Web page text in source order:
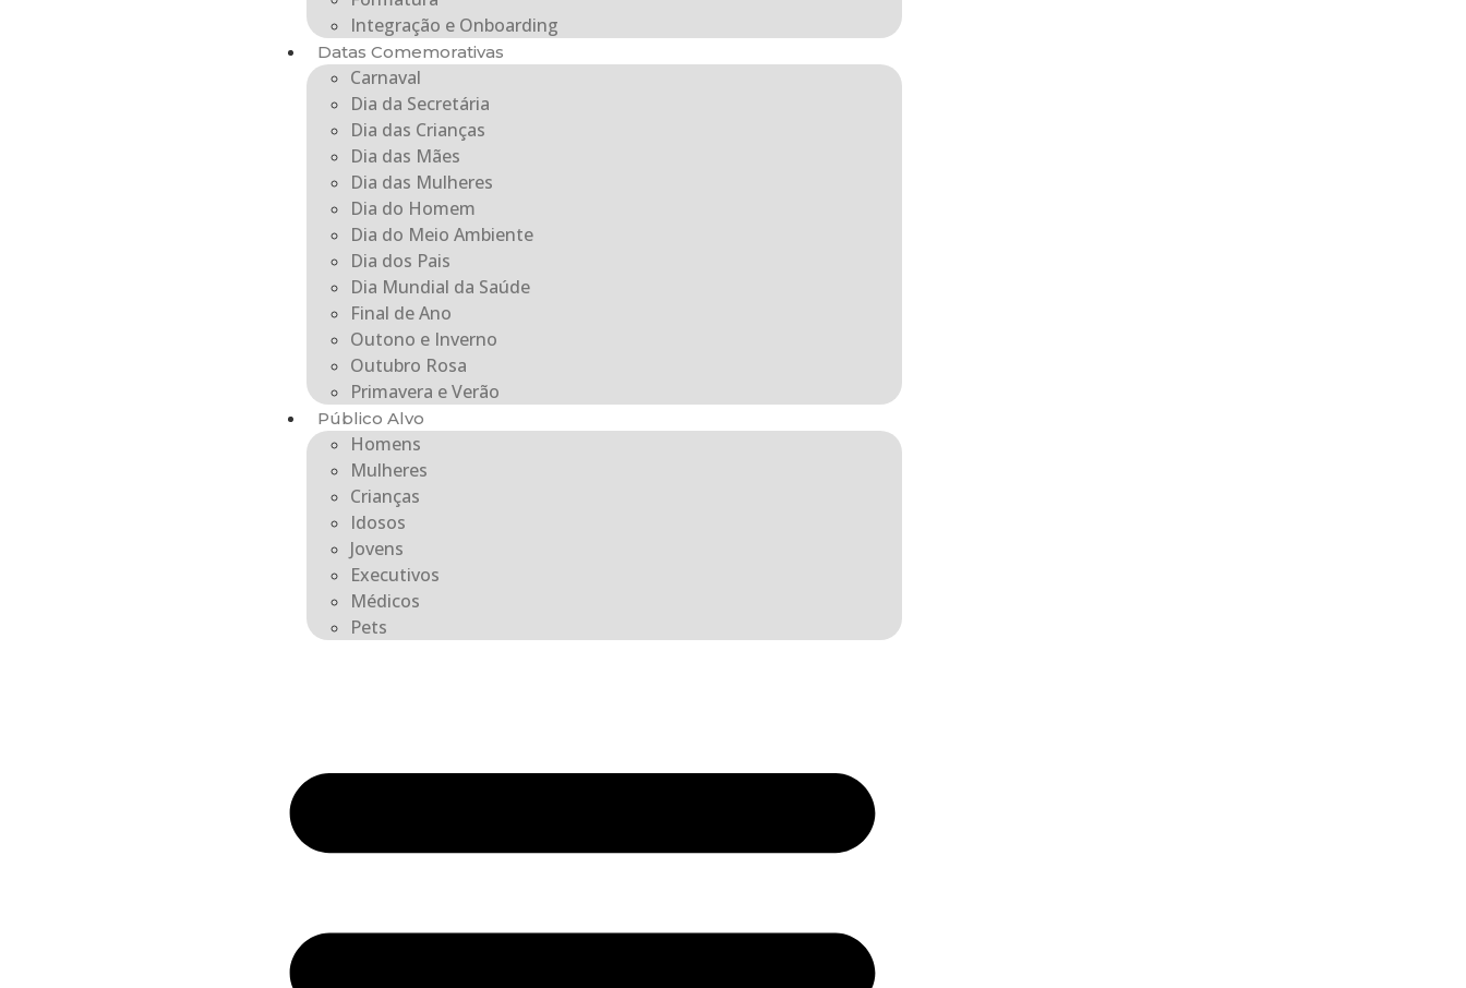
Integração e Onboarding
Datas Comemorativas
Carnaval
Dia da Secretária
Dia das Crianças
Dia das Mães
Dia das Mulheres
Dia do Homem
Dia do Meio Ambiente
Dia dos Pais
Dia Mundial da Saúde
Final de Ano
Outono e Inverno
Outubro Rosa
Primavera e Verão
Público Alvo
Homens
Mulheres
Crianças
Idosos
Jovens
Executivos
Médicos
Pets